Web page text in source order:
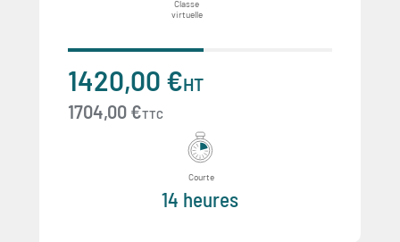
Classe
virtuelle
1420,00 €HT
1704,00 €TTC
Courte
14 heures